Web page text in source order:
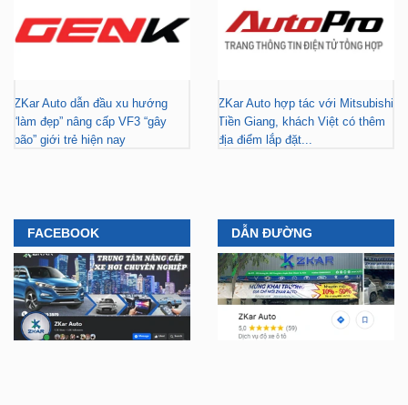
ZKar Auto dẫn đầu xu hướng
“làm đẹp” nâng cấp VF3 “gây
bão” giới trẻ hiện nay
ZKar Auto hợp tác với Mitsubishi
Tiền Giang, khách Việt có thêm
địa điểm lắp đặt...
FACEBOOK DẪN ĐƯỜNG